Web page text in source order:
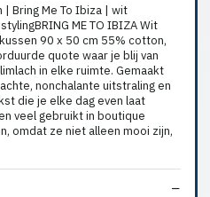
| Bring Me To Ibiza | wit
ME TO IBIZA Wit
90 x 50 cm 55% cotton,
quote waar je blij van
in elke ruimte. Gemaakt
nonchalante uitstraling en
die je elke dag even laat
veel gebruikt in boutique
omdat ze niet alleen mooi zijn,